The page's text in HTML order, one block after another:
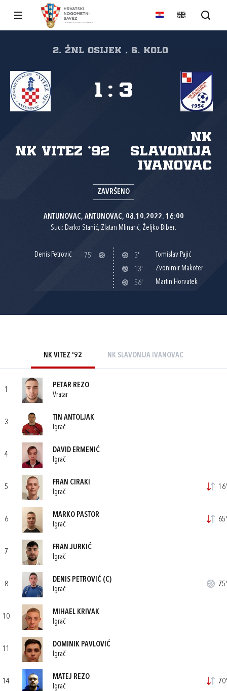
2. ŽNL Osijek , 6. kolo
NK Vitez '92
NK
Slavonija
Ivanovac
1 : 3
ZAVRŠENO
ANTUNOVAC, ANTUNOVAC, 08.10.2022. 16:00
Suci: Darko Stanić, Zlatan Mlinarić, Željko Biber.
Denis Petrović 75' 3'
Tomislav Pajić
13'
Zvonimir Makoter
56'
Martin Horvatek
NK VITEZ '92 NK SLAVONIJA IVANOVAC
1
PETAR REZO
Vratar
3
TIN ANTOLJAK
Igrač
4
DAVID ERMENIĆ
Igrač
5
FRAN CIRAKI
Igrač
16'
6
MARKO PASTOR
Igrač
65'
7
FRAN JURKIĆ
Igrač
8
DENIS PETROVIĆ (C)
Igrač
75'
10
MIHAEL KRIVAK
Igrač
11
DOMINIK PAVLOVIĆ
Igrač
14
MATEJ REZO
Igrač
70'